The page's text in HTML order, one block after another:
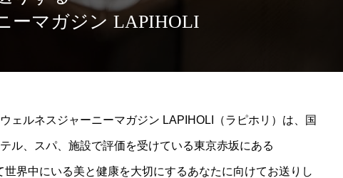
ーマガジン LAPIHOLI
ェルネスジャーニーマガジン LAPIHOLI（ラピホリ）は、国
ル、スパ、施設で評価を受けている東京赤坂にある
界中にいる美と健康を大切にするあなたに向けてお送りし